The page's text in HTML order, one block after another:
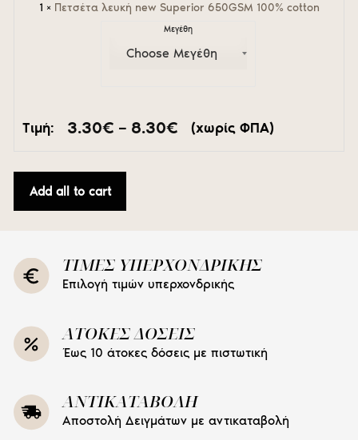
1 × Πετσέτα λευκή new Superior 650GSM 100% cotton
Μεγέθη
Τιμή: 3.30€ – 8.30€ Price
range:
(χωρίς ΦΠΑ)
Add all to cart
ΤΙΜΕΣ ΥΠΕΡΧΟΝΔΡΙΚΗΣ
Επιλογή τιμών υπερχονδρικής
ΑΤΟΚΕΣ ΔΟΣΕΙΣ
Έως 10 άτοκες δόσεις με πιστωτική
ΑΝΤΙΚΑΤΑΒΟΛΗ
Αποστολή Δειγμάτων με αντικαταβολή